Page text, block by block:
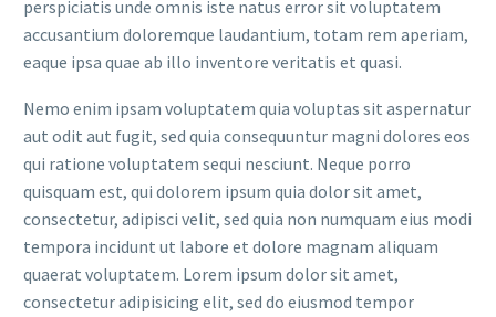
perspiciatis unde omnis iste natus error sit voluptatem
accusantium doloremque laudantium, totam rem aperiam,
eaque ipsa quae ab illo inventore veritatis et quasi.
Nemo enim ipsam voluptatem quia voluptas sit aspernatur
aut odit aut fugit, sed quia consequuntur magni dolores eos
qui ratione voluptatem sequi nesciunt. Neque porro
quisquam est, qui dolorem ipsum quia dolor sit amet,
consectetur, adipisci velit, sed quia non numquam eius modi
tempora incidunt ut labore et dolore magnam aliquam
quaerat voluptatem. Lorem ipsum dolor sit amet,
consectetur adipisicing elit, sed do eiusmod tempor